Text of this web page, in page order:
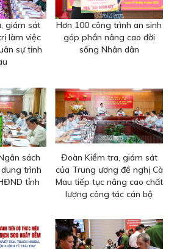
giám sát
làm việc
sự tỉnh
Hơn 100 công trình an sinh
góp phần nâng cao đời
sống Nhân dân
sách
trình
tỉnh
Đoàn Kiểm tra, giám sát
của Trung ương đề nghị Cà
Mau tiếp tục nâng cao chất
lượng công tác cán bộ